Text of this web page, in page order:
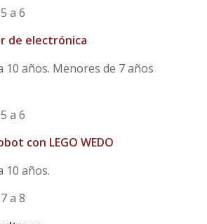
a 6
de electrónica
10 años. Menores de 7 años
a 6
con LEGO WEDO
10 años.
a 8